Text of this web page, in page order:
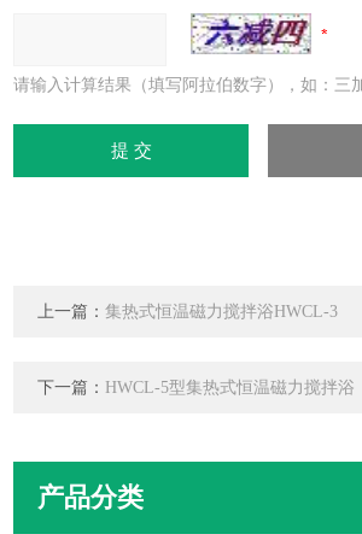
请输入计算结果（填写阿拉伯数字），如：三
上一篇：集热式恒温磁力搅拌浴HWCL-3
下一篇： HWCL-5型集热式恒温磁力搅拌浴
产品分类